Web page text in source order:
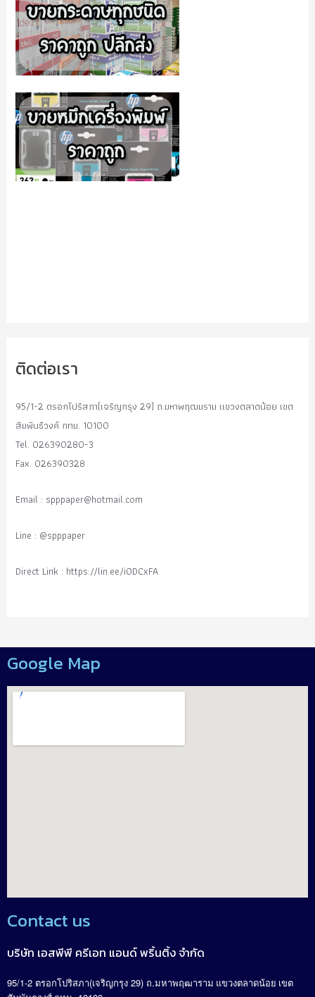
ติดต่อเรา
95/1-2 ตรอกโปริสภา(เจริญกรุง 29) ถ.มหาพฤฒมราม แขวงตลาดน้อย เขต
สัมพันธืวงค์ กทม. 10100
Tel. 026390280-3
Fax. 026390328
Email : spppaper@hotmail.com
Line : @spppaper
Direct Link : https://lin.ee/i0DCxFA
Google Map
Contact us
บริษัท เอสพีพี ครีเอท แอนด์ พริ้นติ้ง จำกัด
95/1-2 ตรอกโปริสภา(เจริญกรุง 29) ถ.มหาพฤฒาราม แขวงตลาดน้อย เขต